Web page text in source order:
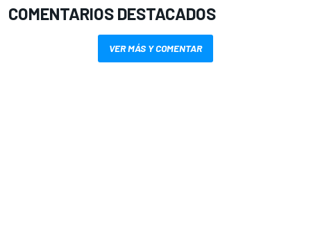
COMENTARIOS DESTACADOS
VER MÁS Y COMENTAR